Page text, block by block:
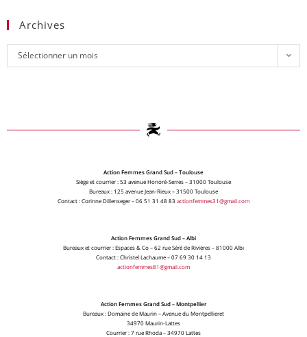
Archives
Sélectionner un mois
Action Femmes Grand Sud – Toulouse
Siège et courrier : 53 avenue Honoré-Serres – 31000 Toulouse
Bureaux : 125 avenue Jean-Rieux – 31500 Toulouse
Contact : Corinne Dillenseger – 06 51 31 48 83 actionfemmes31@gmail.com
Action Femmes Grand Sud – Albi
Bureaux et courrier : Espaces & Co – 62 rue Séré de Rivières – 81000 Albi
Contact : Christel Lachaume – 07 69 30 14 13
actionfemmes81@gmail.com
Action Femmes Grand Sud – Montpellier
Bureaux : Domaine de Maurin – Avenue du Montpellieret
34970 Maurin-Lattes
Courrier : 7 rue Rhoda – 34970 Lattes